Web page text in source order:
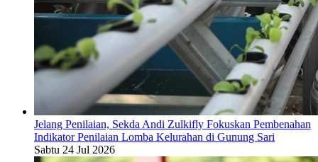
Jelang Penilaian, Sekda Andi Zulkifly Fokuskan Pembenahan
Indikator Penilaian Lomba Kelurahan di Gunung Sari
Sabtu 24 Jul 2026